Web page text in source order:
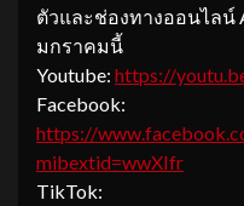
ตัวและช่องทางออนไลน์
มกราคมนี้
Youtube: https://
Facebook:
https://
mibextid=wwXIfr
TikTok: